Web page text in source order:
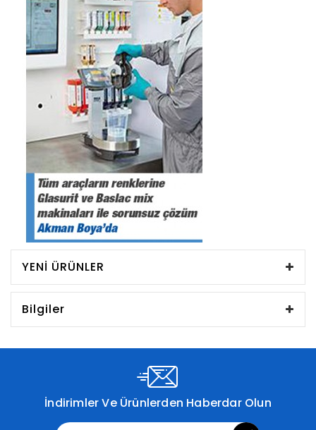
YENI ÜRÜNLER
Bilgiler
İndirimler Ve Ürünlerden Haberdar Olun